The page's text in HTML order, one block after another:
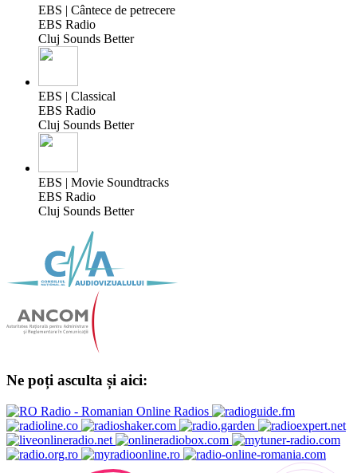
EBS | Cântece de petrecere
EBS Radio
Cluj Sounds Better
EBS | Classical
EBS Radio
Cluj Sounds Better
EBS | Movie Soundtracks
EBS Radio
Cluj Sounds Better
Ne poți asculta și aici: